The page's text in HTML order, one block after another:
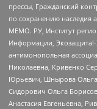
прессы, Гражданский
по сохранению наследия
МЕМО. РУ, Институт
Информации, Экозащита!-
антимонопольная
Николаевна, Кривенко
Юрьевич, Шнырова
Сидорович Ольга
Анастасия Евгеньевна,